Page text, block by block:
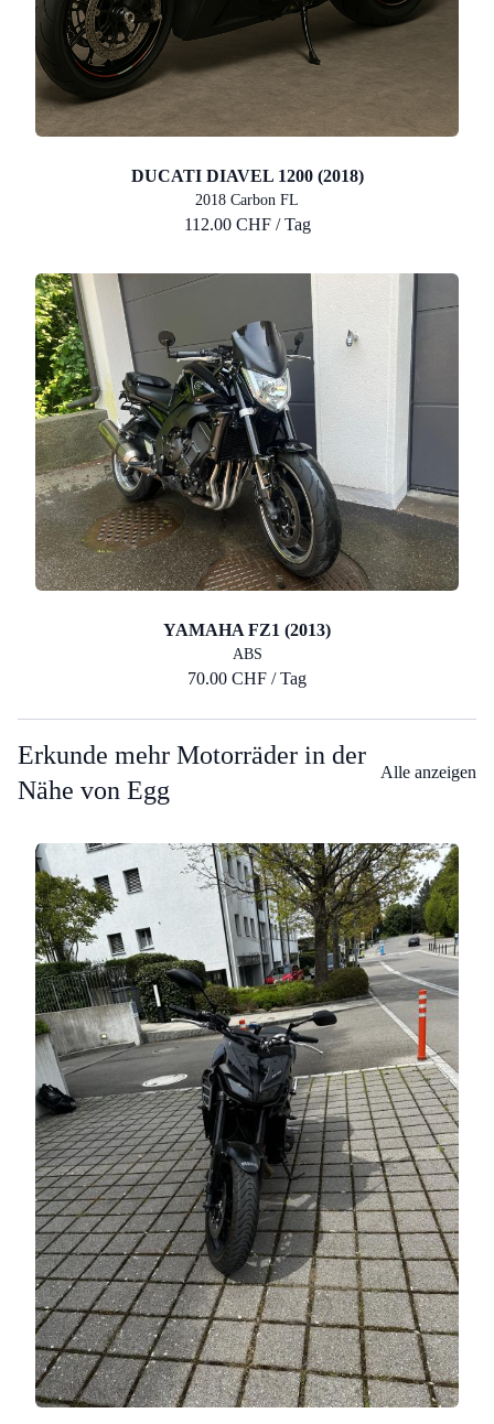
DUCATI DIAVEL 1200 (2018)
2018 Carbon FL
112.00 CHF / Tag
YAMAHA FZ1 (2013)
ABS
70.00 CHF / Tag
Erkunde mehr Motorräder in der
Nähe von Egg
Alle anzeigen